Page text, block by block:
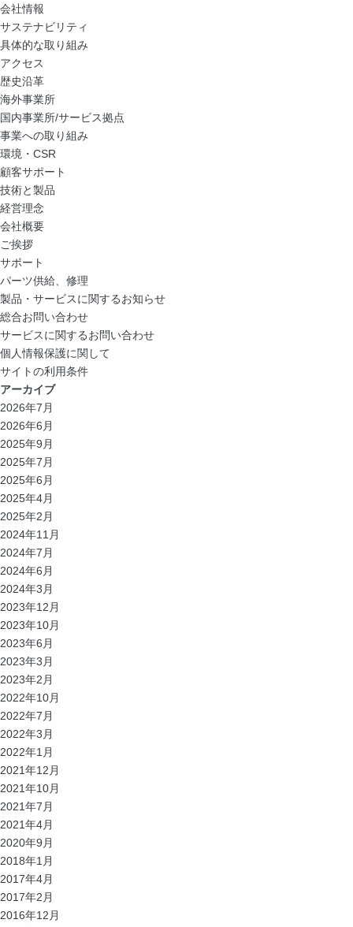
会社情報
サステナビリティ
具体的な取り組み
アクセス
歴史沿革
海外事業所
国内事業所/サービス拠点
事業への取り組み
環境・CSR
顧客サポート
技術と製品
経営理念
会社概要
ご挨拶
サポート
パーツ供給、修理
製品・サービスに関するお知らせ
総合お問い合わせ
サービスに関するお問い合わせ
個人情報保護に関して
サイトの利用条件
アーカイブ
2026年7月
2026年6月
2025年9月
2025年7月
2025年6月
2025年4月
2025年2月
2024年11月
2024年7月
2024年6月
2024年3月
2023年12月
2023年10月
2023年6月
2023年3月
2023年2月
2022年10月
2022年7月
2022年3月
2022年1月
2021年12月
2021年10月
2021年7月
2021年4月
2020年9月
2018年1月
2017年4月
2017年2月
2016年12月